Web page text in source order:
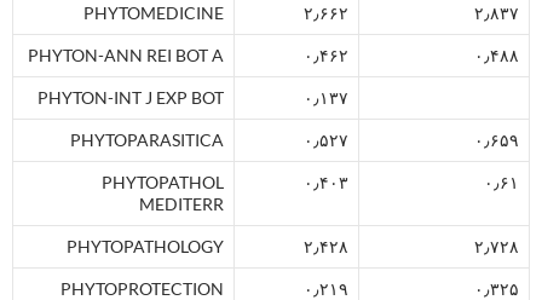
۲٫۸۳۷ ۲٫۶۶۲ PHYTOMEDICINE
۰٫۴۸۸ ۰٫۴۶۲ PHYTON-ANN REI BOT A
۰٫۱۳۷ PHYTON-INT J EXP BOT
۰٫۶۵۹ ۰٫۵۲۷ PHYTOPARASITICA
۰٫۶۱ ۰٫۴۰۳
PHYTOPATHOL
MEDITERR
۲٫۷۲۸ ۲٫۴۲۸ PHYTOPATHOLOGY
۰٫۳۲۵ ۰٫۲۱۹ PHYTOPROTECTION